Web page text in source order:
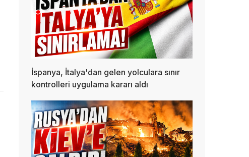
İspanya, İtalya'dan gelen yolculara sınır
kontrolleri uygulama kararı aldı